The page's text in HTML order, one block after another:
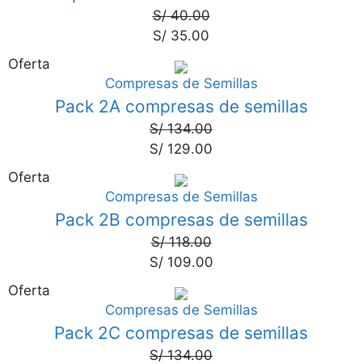
S/40.00
S/ 35.00
Oferta
Compresas de Semillas
Pack 2A compresas de semillas
S/134.00
S/ 129.00
Oferta
Compresas de Semillas
Pack 2B compresas de semillas
S/118.00
S/109.00
Oferta
Compresas de Semillas
Pack 2C compresas de semillas
S/134.00